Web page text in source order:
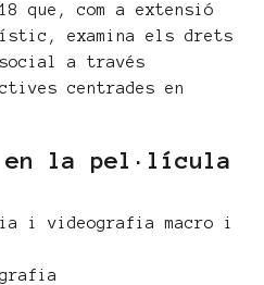
que, com a extensió
examina els drets
a través
centrades en
en la pel·lícula
i videografia macro i